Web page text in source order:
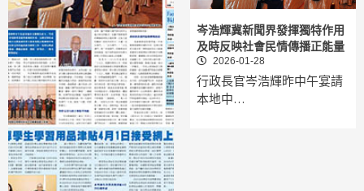
岑浩輝冀新聞界發揮獨特作用
及時反映社會民情傳播正能量
2026-01-28
行政長官岑浩輝昨中午宴請
本地中…